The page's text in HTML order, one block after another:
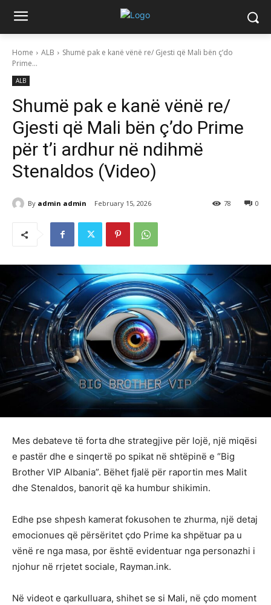
Home ALB
Shumë pak e kanë vënë re/ Gjesti që Mali bën ç’do
Prime...
ALB
Shumë pak e kanë vënë re/
Gjesti që Mali bën ç’do Prime
për t’i ardhur në ndihmë
Stenaldos (Video)
By admin admin February 15, 2026 0
78
Mes debateve të forta dhe strategjive për lojë, një miqësi
e pastër dhe e sinqertë po spikat në shtëpinë e “Big
Brother VIP Albania”. Bëhet fjalë për raportin mes Malit
dhe Stenaldos, banorit që ka humbur shikimin.
Edhe pse shpesh kamerat fokusohen te zhurma, një detaj
emocionues që përsëritet çdo Prime ka shpëtuar pa u
vënë re nga masa, por është evidentuar nga personazhi i
njohur në rrjetet sociale, Rayman.ink.
Në videot e qarkulluara, shihet se si Mali, në çdo moment